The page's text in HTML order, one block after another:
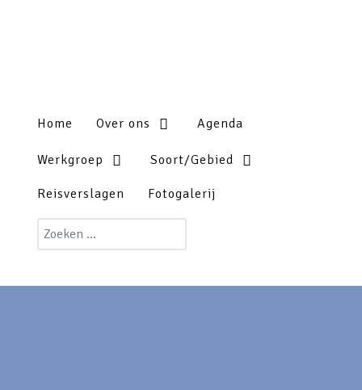
Home Over ons Agenda
Werkgroep Soort/Gebied
Reisverslagen
Fotogalerij
Zoeken